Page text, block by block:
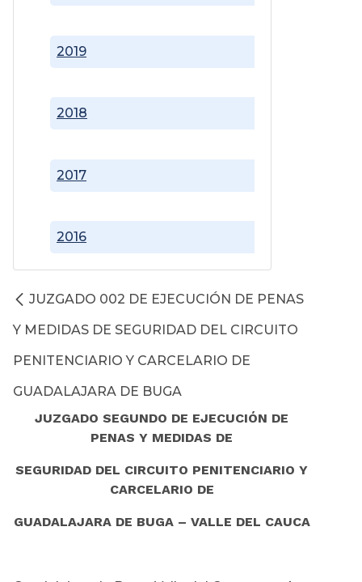
2016
2017
2018
2019
JUZGADO 002 DE EJECUCIÓN DE PENAS
Y MEDIDAS DE SEGURIDAD DEL CIRCUITO
PENITENCIARIO Y CARCELARIO DE
GUADALAJARA DE BUGA
JUZGADO SEGUNDO DE EJECUCIÓN DE
PENAS Y MEDIDAS DE
SEGURIDAD DEL CIRCUITO PENITENCIARIO Y
CARCELARIO DE
GUADALAJARA DE BUGA – VALLE DEL CAUCA